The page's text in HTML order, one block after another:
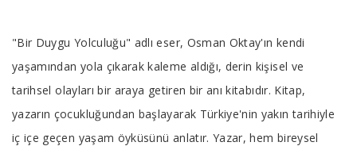
Tab
Article
"Bir Duygu Yolculuğu" adlı eser, Osman Oktay'ın kendi
yaşamından yola çıkarak kaleme aldığı, derin kişisel ve
tarihsel olayları bir araya getiren bir anı kitabıdır. Kitap,
yazarın çocukluğundan başlayarak Türkiye'nin yakın tarihiyle
iç içe geçen yaşam öyküsünü anlatır. Yazar, hem bireysel